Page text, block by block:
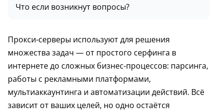
Что если возникнут вопросы?
Прокси-серверы используют для решения
множества задач — от простого серфинга в
интернете до сложных бизнес-процессов: парсинга,
работы с рекламными платформами,
мультиаккаунтинга и автоматизации действий. Всё
зависит от ваших целей, но одно остаётся